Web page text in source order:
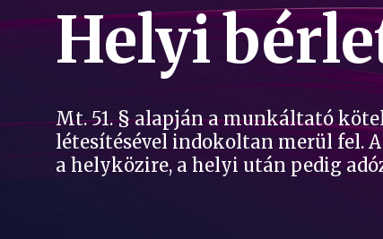
Helyi
Mt. 51. § alapján a munkáltató
létesítésével indokoltan merül fel.
a helyközire, a helyi után pedig